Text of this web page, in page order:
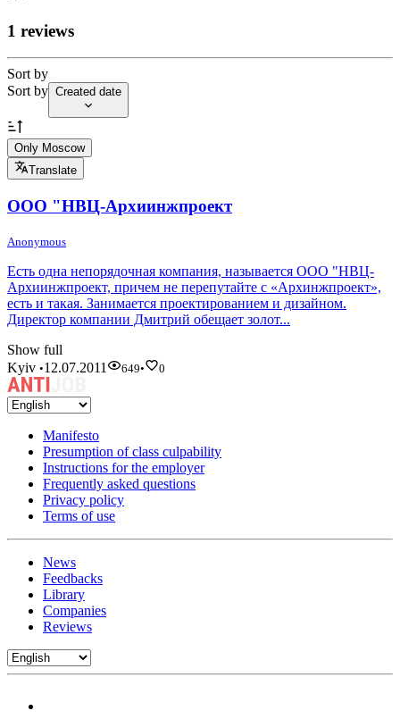
1 reviews
Sort by
Sort by Created date
Only Moscow
Translate
ООО "НВЦ-Архиинжпроект
Anonymous
Есть одна непорядочная компания, называется ООО "НВЦ-
Архиинжпроект, причем не перепутайте с «Архинжпроект»,
есть и такая. Занимается проектированием и дизайном.
Директор компании Дмитрий обещает золот...
Show full
Kyiv •12.07.2011 649• 0
Manifesto
Presumption of class culpability
Instructions for the employer
Frequently asked questions
Privacy policy
Terms of use
News
Feedbacks
Library
Companies
Reviews